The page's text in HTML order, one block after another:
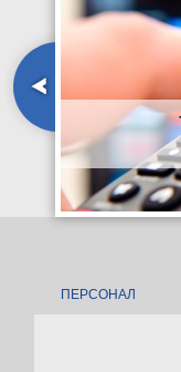
ТВР ПЛЮС -
ПЕРСОНАЛ